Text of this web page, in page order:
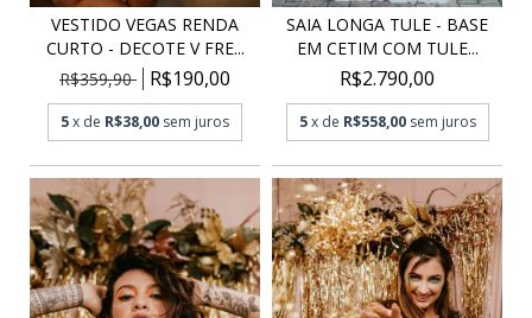
VESTIDO VEGAS RENDA
CURTO - DECOTE V FRE...
R$359,90
R$190,00
5x de R$38,00 sem juros
SAIA LONGA TULE - BASE
EM CETIM COM TULE...
R$2.790,00
5 x de R$558,00 sem juros